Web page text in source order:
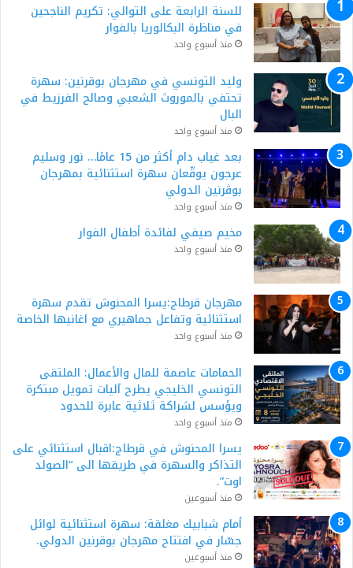
للسنة الرابعة على التوالي: تكريم الناجحين
في مناظرة البكالوريا بالفوار
منذ أسبوع واحد
وليد التونسي في مهرجان بوقرنين: سهرة
تحتفي بالموروث الشعبي وصالح الفرزيط في
البال
منذ أسبوع واحد
بعد غياب دام أكثر من 15 عامًا… نور وسليم
عرجون يوقّعان سهرة استثنائية بمهرجان
بوڨرنين الدولي
منذ أسبوع واحد
مخيم صيفي لفائدة أطفال الفوار
منذ أسبوع واحد
مهرجان قرطاج:يسرا المحنوش تقدم سهرة
استثنائية وتفاعل جماهيري مع اغانيها الخاصة
منذ أسبوع واحد
الحمامات عاصمة للمال والأعمال: الملتقى
التونسي الخليجي يطرح آليات تمويل مبتكرة
ويؤسس لشراكة ثلاثية عابرة للحدود
منذ أسبوع واحد
يسرا المحنوش في قرطاج:اقبال استثنائي على
التذاكر والسهرة في طريقها الى “الصولد
اوت”.
منذ أسبوعين
أمام شبابيك مغلقة: سهرة استثنائية لوائل
جسّار في افتتاح مهرجان بوقرنين الدولي.
منذ أسبوعين